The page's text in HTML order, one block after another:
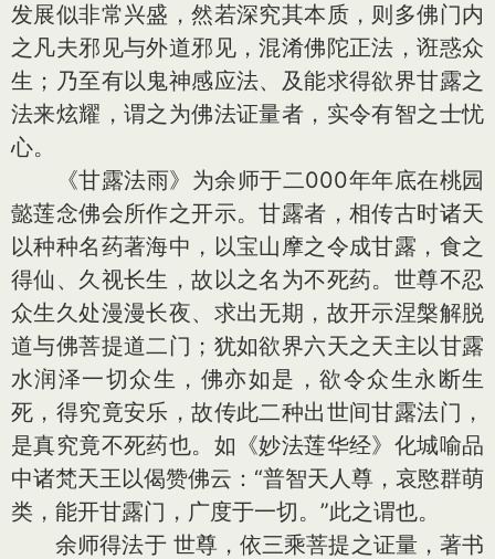
发展似非常兴盛，然若深究其本质，则多佛门内
之凡夫邪见与外道邪见，混淆佛陀正法，诳惑众
生；乃至有以鬼神感应法、及能求得欲界甘露之
法来炫耀，谓之为佛法证量者，实令有智之士忧
心。
《甘露法雨》为余师于二000年年底在桃园
懿莲念佛会所作之开示。甘露者，相传古时诸天
以种种名药著海中，以宝山摩之令成甘露，食之
得仙、久视长生，故以之名为不死药。世尊不忍
众生久处漫漫长夜、求出无期，故开示涅槃解脱
道与佛菩提道二门；犹如欲界六天之天主以甘露
水润泽一切众生，佛亦如是，欲令众生永断生
死，得究竟安乐，故传此二种出世间甘露法门，
是真究竟不死药也。如《妙法莲华经》化城喻品
中诸梵天王以偈赞佛云：“普智天人尊，哀愍群萌
类，能开甘露门，广度于一切。”此之谓也。
余师得法于 世尊，依三乘菩提之证量，著书